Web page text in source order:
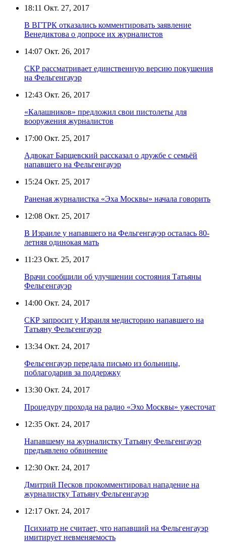
18:11 Окт. 27, 2017
В ВГТРК отказались комментировать заявление
Венедиктова о допросе их журналистов
14:07 Окт. 26, 2017
СКР рассматривает единственную версию покушения
на Фельгенгауэр
12:43 Окт. 26, 2017
«Калашников» предложил свои пистолеты для
вооружения журналистов
17:00 Окт. 25, 2017
Адвокат Барщевский рассказал о дружбе с семьёй
напавшего на Фельгенгауэр
15:24 Окт. 25, 2017
Раненая журналистка «Эха Москвы» начала говорить
12:08 Окт. 25, 2017
В Израиле у напавшего на Фельгенгауэр осталась 80-
летняя одинокая мать
11:23 Окт. 25, 2017
Врачи сообщили об улучшении состояния Татьяны
Фельгенгауэр
14:00 Окт. 24, 2017
СКР запросит у Израиля медисторию напавшего на
Татьяну Фельгенгауэр
13:34 Окт. 24, 2017
Фельгенгауэр передала письмо из больницы,
поблагодарив за поддержку
13:30 Окт. 24, 2017
Процедуру прохода на радио «Эхо Москвы» ужесточат
12:35 Окт. 24, 2017
Напавшему на журналистку Татьяну Фельгенгауэр
предъявлено обвинение
12:30 Окт. 24, 2017
Дмитрий Песков прокомментировал нападение на
журналистку Татьяну Фельгенгауэр
12:17 Окт. 24, 2017
Психиатр не считает, что напавший на Фельгенгауэр
имитирует невменяемость